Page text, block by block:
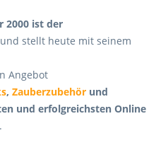
2000 ist der
stellt heute mit seinem
Angebot
, Zauberzubehör und
und erfolgreichsten Online